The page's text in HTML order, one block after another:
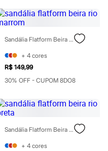
Sandália Flatform Beira Rio Marrom
+ 4 cores
R$ 149,99
30% OFF - CUPOM 8DO8
Sandália Flatform Beira Rio Preta
+ 4 cores